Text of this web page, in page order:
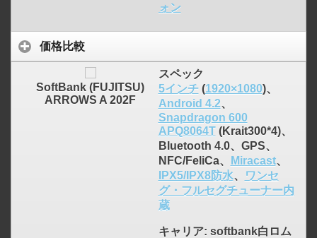
ォン
価格比較
SoftBank (FUJITSU)
ARROWS A 202F
スペック
5インチ(1920×1080)、
Android 4.2、
Snapdragon 600
APQ8064T(Krait300*4)、
Bluetooth 4.0、GPS、
NFC/FeliCa、
Miracast、
IPX5/IPX8防水、
ワンセ
グ・フルセグチューナー内
蔵
キャリア: softbank白ロム